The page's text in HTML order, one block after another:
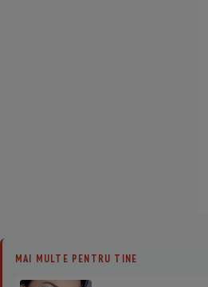
MAI MULTE PENTRU TINE